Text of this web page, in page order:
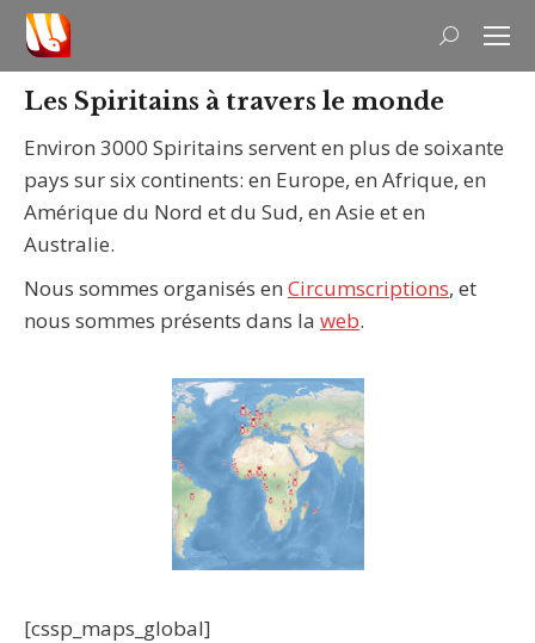
Recherche
:
Les Spiritains à travers le monde
Environ 3000 Spiritains servent en plus de soixante
pays sur six continents: en Europe, en Afrique, en
Amérique du Nord et du Sud, en Asie et en
Australie.
Nous sommes organisés en Circumscriptions, et
nous sommes présents dans la web.
[cssp_maps_global]